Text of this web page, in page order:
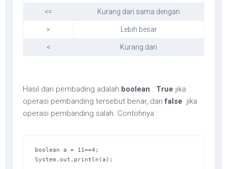
<= Kurang dari sama dengan
> Lebih besar
< Kurang dari
Hasil dari pembading adalah boolean . True jika
operasi pembanding tersebut benar, danfalse jika
operasi pembanding salah. Contohnya :
boolean a = 11==4;
System.out.println(a);